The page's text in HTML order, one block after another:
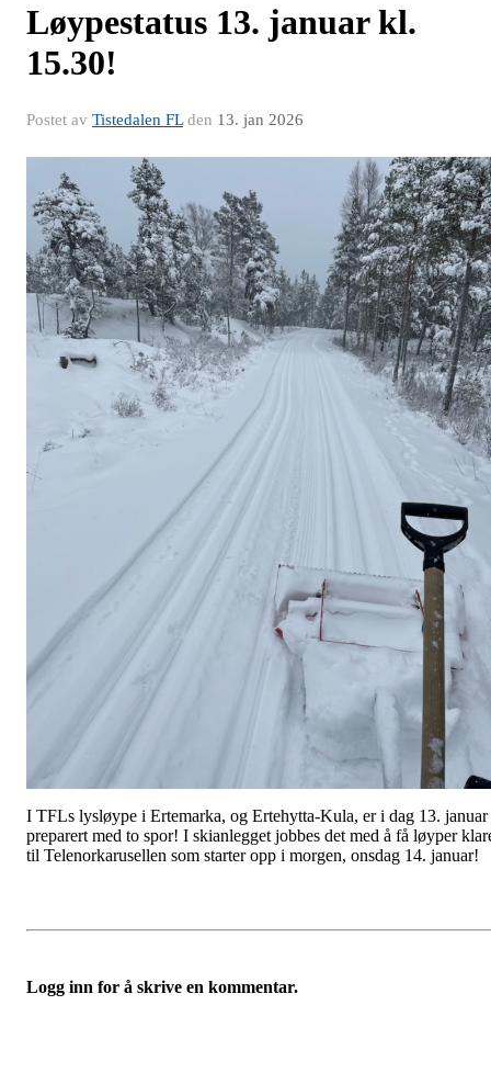
Løypestatus 13. januar kl.
15.30!
Postet av Tistedalen FLden 13. jan 2026
I TFLs lysløype i Ertemarka, og Ertehytta-Kula, er i dag 13. januar
preparert med to spor! I skianlegget jobbes det med å få løyper
til Telenorkarusellen som starter opp i morgen, onsdag 14. januar!
Logg inn for å skrive en kommentar.